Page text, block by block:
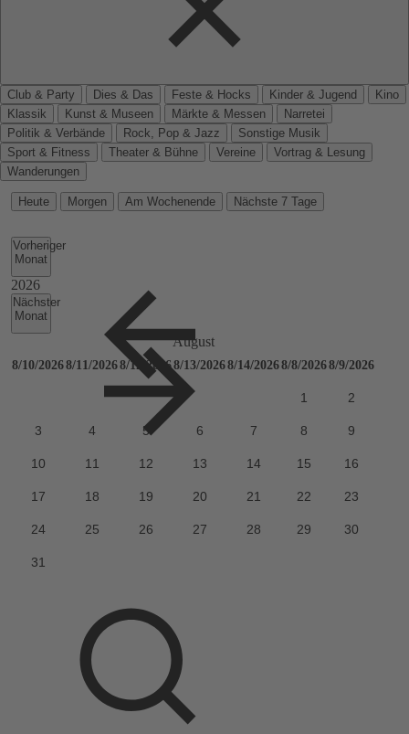
Club & Party Dies & Das Feste & Hocks Kinder & Jugend
Kino
Klassik
Kunst & Museen Märkte & Messen
Narretei
Politik & Verbände
Rock, Pop & Jazz
Sonstige Musik
Sport & Fitness
Theater & Bühne Vereine
Vortrag & Lesung
Wanderungen
Heute Morgen Am Wochenende Nächste 7 Tage
Vorheriger
Monat
Nächster
Monat